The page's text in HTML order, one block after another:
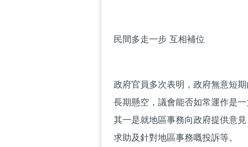
民間多走一步 互相補位
政府官員多次表明，政府無意短
長期懸空，議會能否如常運作是
其一是就地區事務向政府提供意
求助及針對地區事務嘅投訴等。